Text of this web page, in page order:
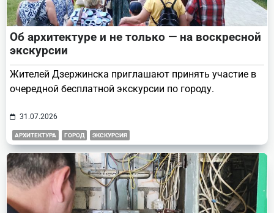
Об архитектуре и не только — на воскресной
экскурсии
Жителей Дзержинска приглашают принять участие в
очередной бесплатной экскурсии по городу.
31.07.2026
АРХИТЕКТУРА ГОРОД ЭКСКУРСИЯ